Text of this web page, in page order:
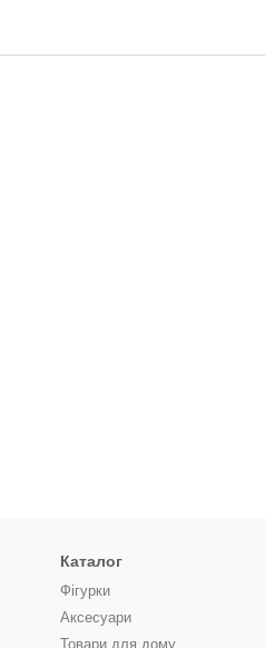
Каталог
Фігурки
Аксесуари
Товари для дому